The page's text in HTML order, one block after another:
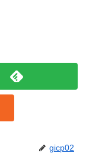
gicp02